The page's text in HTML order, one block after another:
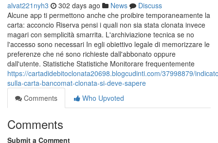
alvat221nyh3 302 days ago News
Discuss
Alcune app ti permettono anche che proibire temporaneamente la
carta: acconcio Riserva pensi i quali non sia stata clonata invece
magari con semplicità smarrita. L'archiviazione tecnica se no
l'accesso sono necessari In egli obiettivo legale di memorizzare le
preferenze che né sono richieste dall'abbonato oppure
dall'utente. Statistiche Statistiche Monitorare frequentemente
https://cartadidebitoclonata20698.blogcudinti.com/37998879/
sulla-carta-bancomat-clonata-si-deve-sapere
Comments
Who Upvoted
Comments
Submit a Comment